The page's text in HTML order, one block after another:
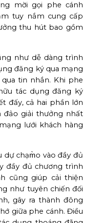
mời gọi phe cánh
tuy nắm cung cấp
thu hút bao gồm
như dễ dàng trình
đăng ký qua mạng
tin nhắn. Khi phe
tác dụng đăng ký
đấy, cả hai phần lớn
đảo giải thưởng nhất
lưới khách hàng
dự chạm̀o vào đầy đủ
đầy đủ chương trình
cũng giúp cải thiện
như tuyên chiến đối
gây ra thành đông
giữa phe cánh. Điều